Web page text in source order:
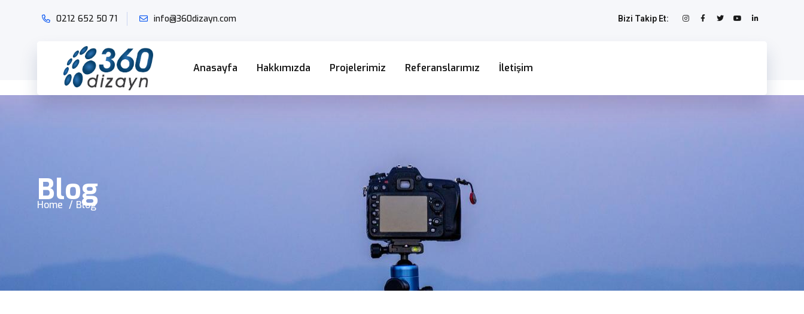
0212 652 50 71 info@360dizayn.com Bizi Takip Et:
Anasayfa Hakkımızda Projelerimiz Referanslarımız İletişim
Blog
Home Blog